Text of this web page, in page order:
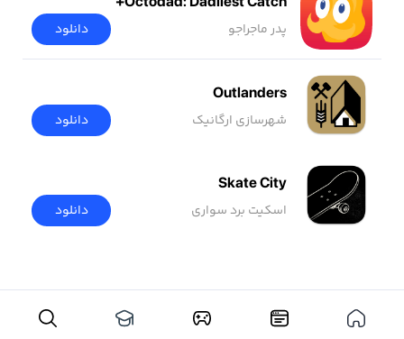
پدر ماجراجو دانلود
Outlanders
شهرسازی ارگانیک دانلود
Skate City
اسکیت برد سواری دانلود